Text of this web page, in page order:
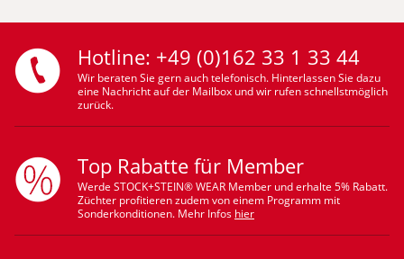
Hotline: +49 (0)162 33 1 33 44
Wir beraten Sie gern auch telefonisch. Hinterlassen Sie dazu
eine Nachricht auf der Mailbox und wir rufen schnellstmöglich
zurück.
Top Rabatte für Member
Werde STOCK+STEIN® WEAR Member und erhalte 5% Rabatt.
Züchter profitieren zudem von einem Programm mit
Sonderkonditionen. Mehr Infos hier